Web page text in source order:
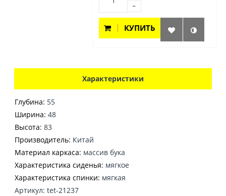
КУПИТЬ
Характеристики
Глубина: 55
Ширина: 48
Высота: 83
Производитель: Китай
Материал каркаса: массив бука
Характеристика сиденья: мягкое
Характеристика спинки: мягкая
Артикул: tet-21237